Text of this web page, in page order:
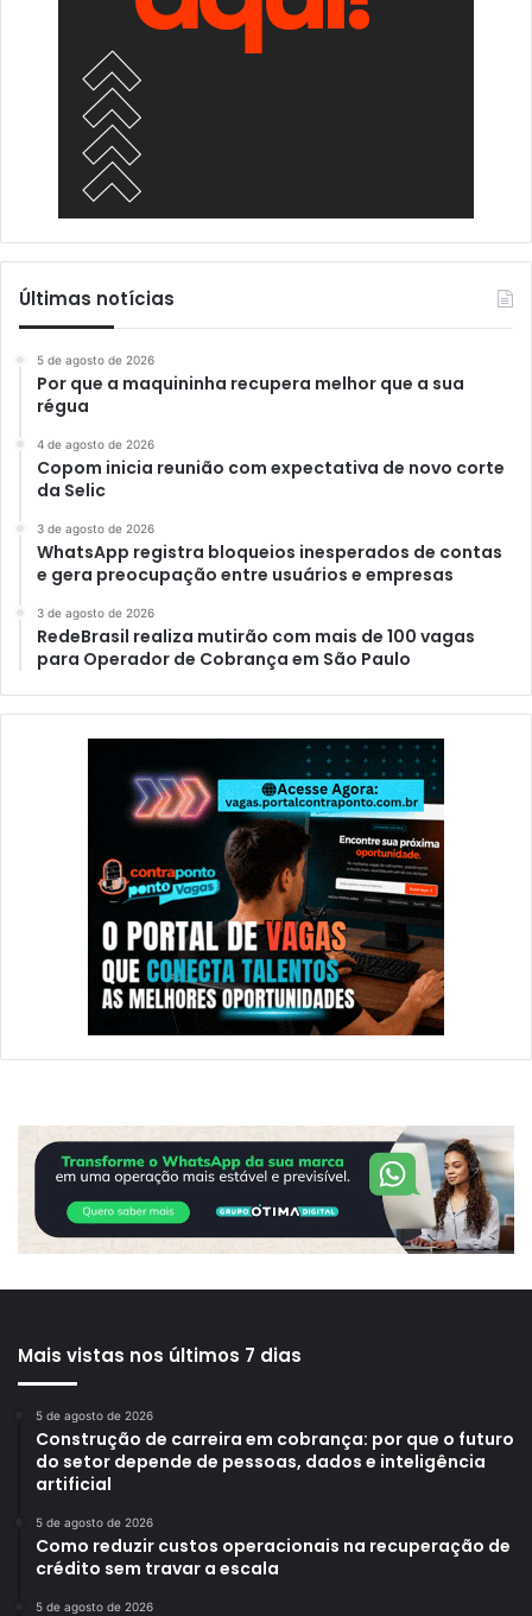
Últimas notícias
5 de agosto de 2026
Por que a maquininha recupera melhor que a sua
régua
4 de agosto de 2026
Copom inicia reunião com expectativa de novo corte
da Selic
3 de agosto de 2026
WhatsApp registra bloqueios inesperados de contas
e gera preocupação entre usuários e empresas
3 de agosto de 2026
RedeBrasil realiza mutirão com mais de 100 vagas
para Operador de Cobrança em São Paulo
Mais vistas nos últimos 7 dias
5 de agosto de 2026
Construção de carreira em cobrança: por que o futuro
do setor depende de pessoas, dados e inteligência
artificial
5 de agosto de 2026
Como reduzir custos operacionais na recuperação de
crédito sem travar a escala
5 de agosto de 2026